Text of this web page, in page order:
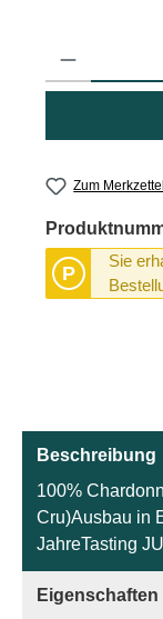
Produkt
Zum
P
Sie
Beschreibung
100%
Cru)Ausbau in
JahreTasting
Eigenschaften